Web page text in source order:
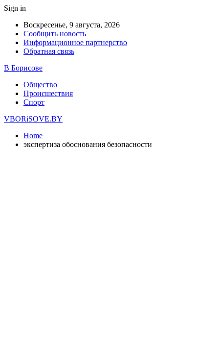
Sign in
Воскресенье, 9 августа, 2026
Сообщить новость
Информационное партнерство
Обратная связь
В Борисове
Общество
Происшествия
Спорт
VBORiSOVE.BY
Home
экспертиза обоснования безопасности